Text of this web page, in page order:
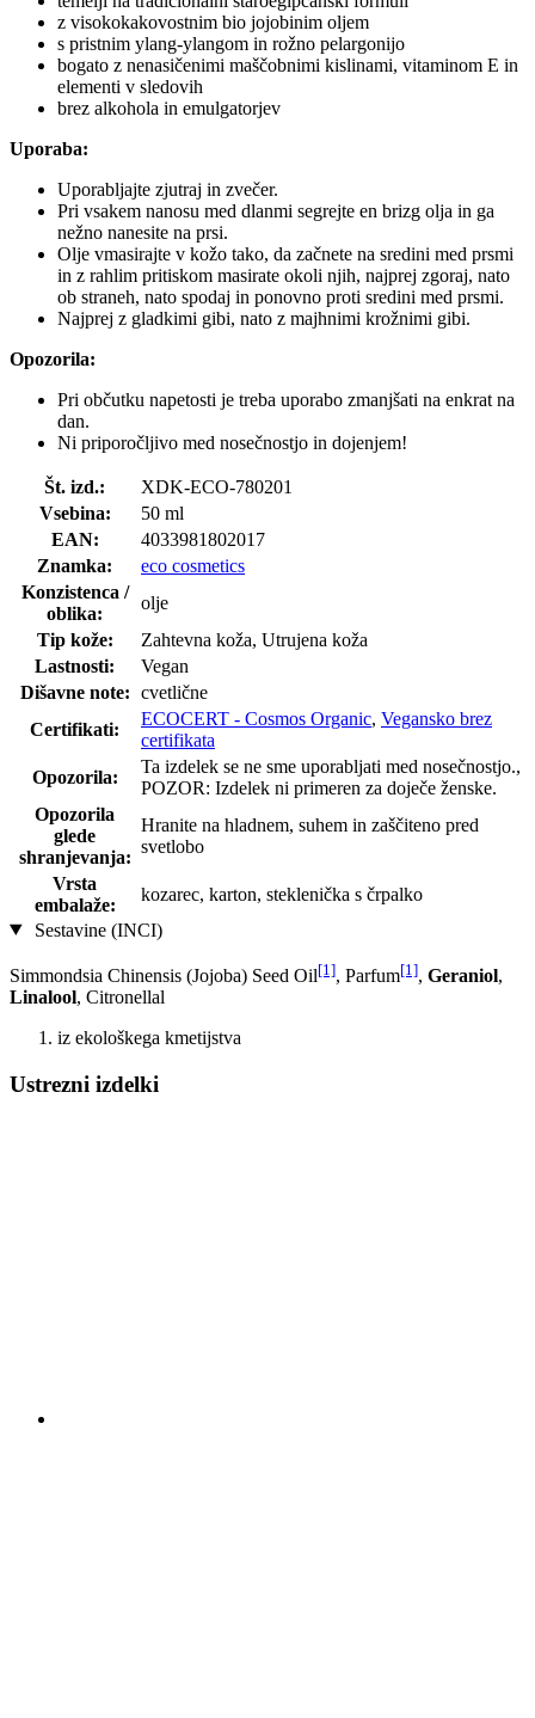
z visokokakovostnim bio jojobinim oljem
s pristnim ylang-ylangom in rožno pelargonijo
bogato z nenasičenimi maščobnimi kislinami, vitaminom E in
elementi v sledovih
brez alkohola in emulgatorjev
Uporaba:
Uporabljajte zjutraj in zvečer.
Pri vsakem nanosu med dlanmi segrejte en brizg olja in ga
nežno nanesite na prsi.
Olje vmasirajte v kožo tako, da začnete na sredini med prsmi
in z rahlim pritiskom masirate okoli njih, najprej zgoraj, nato
ob straneh, nato spodaj in ponovno proti sredini med prsmi.
Najprej z gladkimi gibi, nato z majhnimi krožnimi gibi.
Opozorila:
Pri občutku napetosti je treba uporabo zmanjšati na enkrat na
dan.
Ni priporočljivo med nosečnostjo in dojenjem!
Št. izd.:
XDK-ECO-780201
Vsebina:
50 ml
EAN:
4033981802017
Znamka:
eco cosmetics
Konzistenca /
oblika:
olje
Tip kože:
Zahtevna koža, Utrujena koža
Lastnosti:
Vegan
Dišavne note: cvetlične
Certifikati:
ECOCERT - Cosmos Organic, Vegansko brez
certifikata
Opozorila:
Ta izdelek se ne sme uporabljati med nosečnostjo.,
POZOR: Izdelek ni primeren za doječe ženske.
Opozorila
glede
shranjevanja:
Hranite na hladnem, suhem in zaščiteno pred
svetlobo
Vrsta
embalaže:
kozarec, karton, steklenička s črpalko
Sestavine (INCI)
Simmondsia Chinensis (Jojoba) Seed Oil[1], Parfum[1], Geraniol,
Linalool, Citronellal
iz ekološkega kmetijstva
Ustrezni izdelki